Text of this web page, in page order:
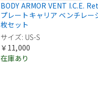
BODY ARMOR VENT I.C.E.
プレートキャリア ベンチレー
枚セット
サイズ: US-S
￥11,000
在庫あり